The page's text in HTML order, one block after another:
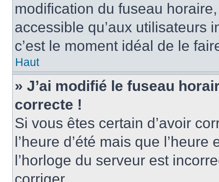
modification du fuseau
accessible qu’aux utilisateurs
c’est le moment idéal de le
Haut
» J’ai modifié le fuseau
correcte !
Si vous êtes certain d’avoir
l’heure d’été mais que
l’horloge du serveur est